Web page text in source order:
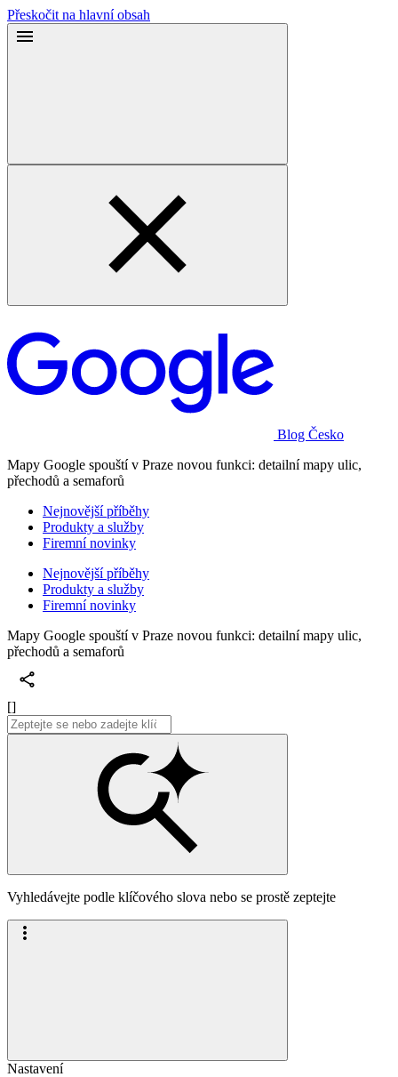
Přeskočit na hlavní obsah
Blog Česko
Mapy Google spouští v Praze novou funkci: detailní mapy ulic,
přechodů a semaforů
Nejnovější příběhy
Produkty a služby
Firemní novinky
Nejnovější příběhy
Produkty a služby
Firemní novinky
Mapy Google spouští v Praze novou funkci: detailní mapy ulic,
přechodů a semaforů
[]
Vyhledávejte podle klíčového slova nebo se prostě zeptejte
Nastavení